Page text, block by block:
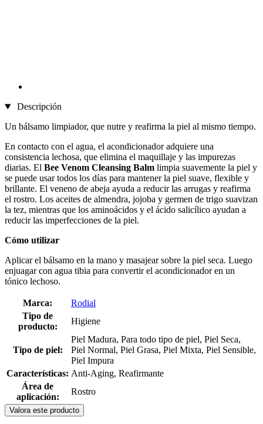
Descripción
Un bálsamo limpiador, que nutre y reafirma la piel al mismo tiempo.
En contacto con el agua, el acondicionador adquiere una
consistencia lechosa, que elimina el maquillaje y las impurezas
diarias. El Bee Venom Cleansing Balm limpia suavemente la piel y
se puede usar todos los días para mantener la piel suave, flexible y
brillante. El veneno de abeja ayuda a reducir las arrugas y reafirma
el rostro. Los aceites de almendra, jojoba y germen de trigo suavizan
la tez, mientras que los aminoácidos y el ácido salicílico ayudan a
reducir las imperfecciones de la piel.
Cómo utilizar
Aplicar el bálsamo en la mano y masajear sobre la piel seca. Luego
enjuagar con agua tibia para convertir el acondicionador en un
tónico lechoso.
Marca:
Rodial
Tipo de
producto:
Higiene
Tipo de piel:
Piel Madura, Para todo tipo de piel, Piel Seca,
Piel Normal, Piel Grasa, Piel Mixta, Piel Sensible,
Piel Impura
Características: Anti-Aging, Reafirmante
Área de
aplicación:
Rostro
Valora este producto